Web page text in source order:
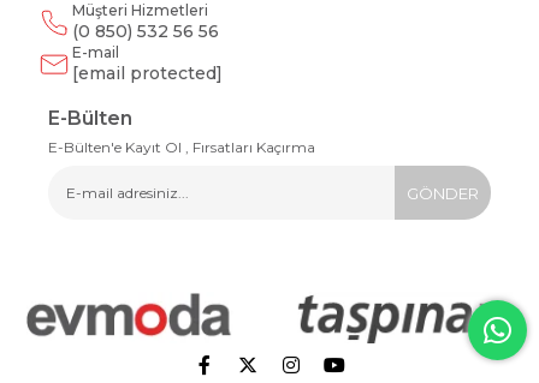
Müşteri Hizmetleri
(0 850) 532 56 56
E-mail
[email protected]
E-Bülten
E-Bülten'e Kayıt Ol , Fırsatları Kaçırma
GÖNDER